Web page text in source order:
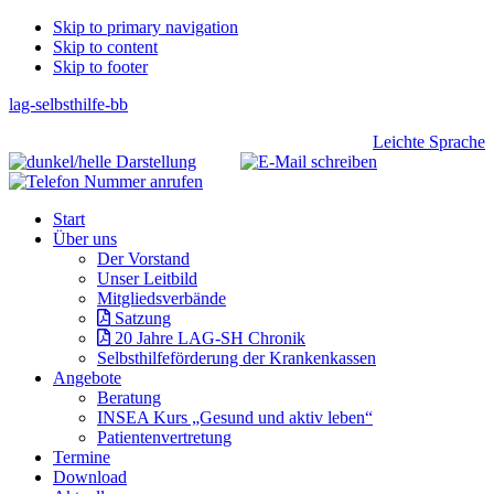
Skip
links
Skip to primary navigation
Skip to content
Skip to footer
lag-selbsthilfe-bb
Header
Right
Leichte Sprache
navigation
Start
Über uns
Der Vorstand
Unser Leitbild
Mitgliedsverbände
Satzung
20 Jahre LAG-SH Chronik
Selbsthilfeförderung der Krankenkassen
Angebote
Beratung
INSEA Kurs „Gesund und aktiv leben“
Patientenvertretung
Termine
Download